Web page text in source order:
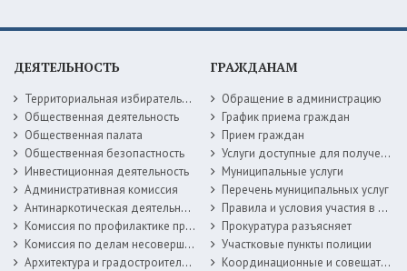
ДЕЯТЕЛЬНОСТЬ
Территориальная избирательная комиссия
Общественная деятельность
Общественная палата
Общественная безопастность
Инвестиционная деятельность
Административная комиссия
Антинаркотическая деятельность
Комиссия по профилактике правонарушений
Комиссия по делам несовершеннолетних
Архитектура и градостроительство
ГРАЖДАНАМ
Обращение в администрацию
График приема граждан
Прием граждан
Услуги доступные для получения в электронной форме
Муниципальные услуги
Перечень муниципальных услуг
Правила и условия участия в жилищных программах
Прокуратура разъясняет
Участковые пункты полиции
Координационные и совещательные органы